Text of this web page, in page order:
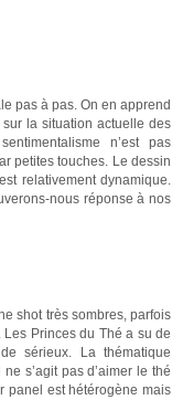
pas à pas. On en apprend
la situation actuelle des
n’est pas
petites touches. Le dessin
relativement dynamique.
nous réponse à nos
shot très sombres, parfois
Princes du Thé a su de
sérieux. La thématique
s’agit pas d’aimer le thé
panel est hétérogène mais